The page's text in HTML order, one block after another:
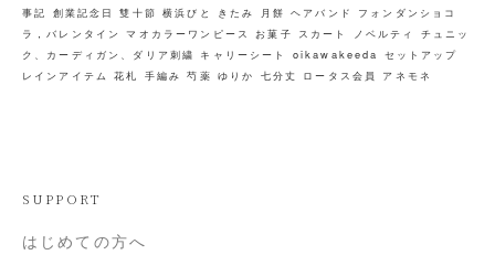
事記
創業記念日 雙十節 横浜びと きたみ 月餅 ヘアバンド
フォンダンショコ
ラ，バレンタイン
マオカラーワンピース お菓子 スカート ノベルティ
チュニッ
ク、カーディガン、ダリア刺繍 キャリーシート oikawakeeda セットアップ
レインアイテム 花札 手編み 芍薬 ゆりか 七分丈 ロータス会員 アネモネ
SUPPORT
はじめての方へ